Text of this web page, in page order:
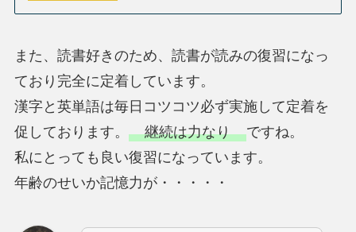
また、読書好きのため、読書が読みの復習になっ
ており完全に定着しています。
漢字と英単語は毎日コツコツ必ず実施して定着を
促しております。 継続は力なりですね。
私にとっても良い復習になっています。
年齢のせいか記憶力が・・・・・